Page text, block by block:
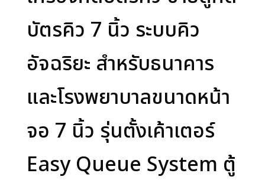
บัตรคิว 7 นิ้ว ระบบคิว
อัจฉริยะ สำหรับธนาคาร
และโรงพยาบาลขนาดหน้า
จอ 7 นิ้ว รุ่นตั้งเค้าเตอร์
Easy Queue System ตู้